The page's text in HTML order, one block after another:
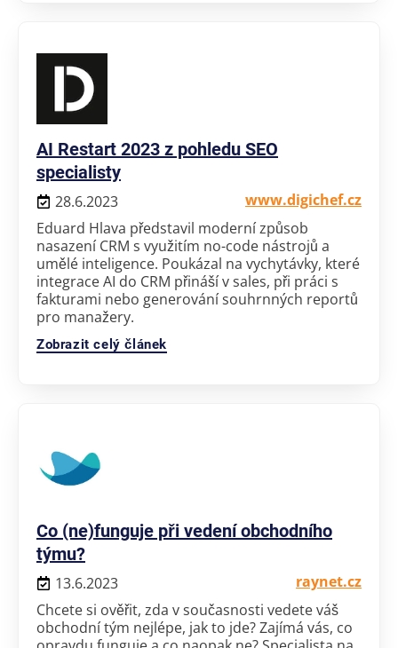
AI Restart 2023 z pohledu SEO
specialisty
28.6.2023
www.digichef.cz
Eduard Hlava představil moderní způsob
nasazení CRM s využitím no-code nástrojů a
umělé inteligence. Poukázal na vychytávky, které
integrace AI do CRM přináší v sales, při práci s
fakturami nebo generování souhrnných reportů
pro manažery.
Zobrazit celý článek
Co (ne)funguje při vedení obchodního
týmu?
13.6.2023
raynet.cz
Chcete si ověřit, zda v současnosti vedete váš
obchodní tým nejlépe, jak to jde? Zajímá vás, co